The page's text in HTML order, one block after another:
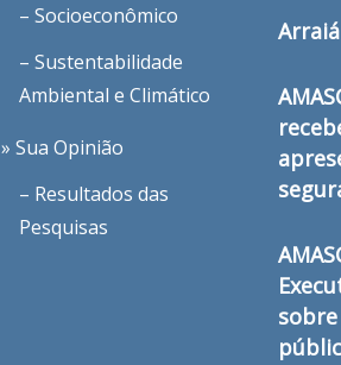
– Socioeconômico
– Sustentabilidade
Ambiental e Climático
» Sua Opinião
– Resultados das
Pesquisas